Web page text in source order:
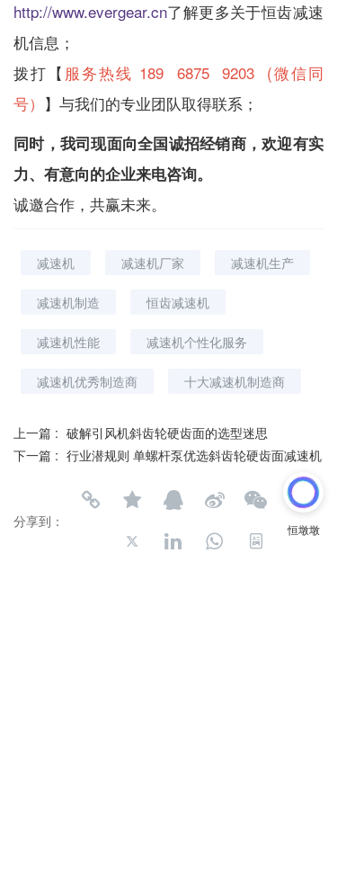
http://www.evergear.cn了解更多关于恒齿减速
机信息；
拨打【 服务热线 189 6875 9203 (微信同
号） 】与我们的专业团队取得联系；
同时，我司现面向全国诚招经销商，欢迎有实
力、有意向的企业来电咨询。
诚邀合作，共赢未来。
减速机 减速机厂家 减速机生产
减速机制造 恒齿减速机
减速机性能 减速机个性化服务
减速机优秀制造商 十大减速机制造商
上一篇 : 破解引风机斜齿轮硬齿面的选型迷思
下一篇 : 行业潜规则 单螺杆泵优选斜齿轮硬齿面减速机
分享到：